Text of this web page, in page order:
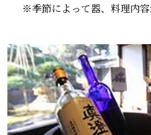
※季節によって器、料理内